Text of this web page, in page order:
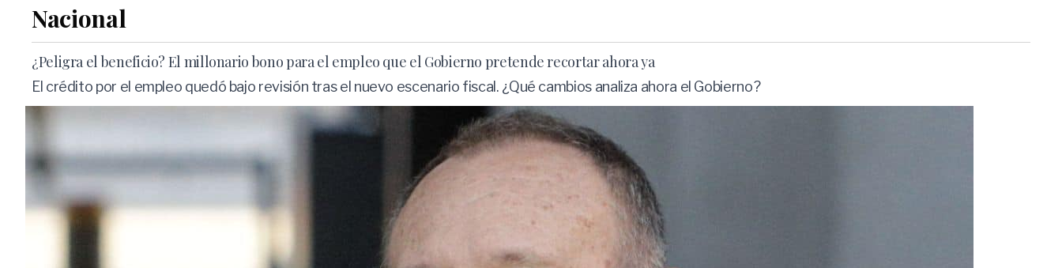
Nacional
¿Peligra el beneficio? El millonario bono para el empleo que el Gobierno pretende recortar ahora ya
El crédito por el empleo quedó bajo revisión tras el nuevo escenario fiscal. ¿Qué cambios analiza ahora el Gobierno?